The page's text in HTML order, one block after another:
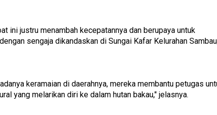
ini justru menambah kecepatannya dan berupaya untuk
sengaja dikandaskan di Sungai Kafar Kelurahan
keramaian di daerahnya, mereka membantu petugas
yang melarikan diri ke dalam hutan bakau," jelasnya.